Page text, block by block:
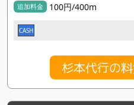
追加料金 100円/400m
CASH
杉本代行の